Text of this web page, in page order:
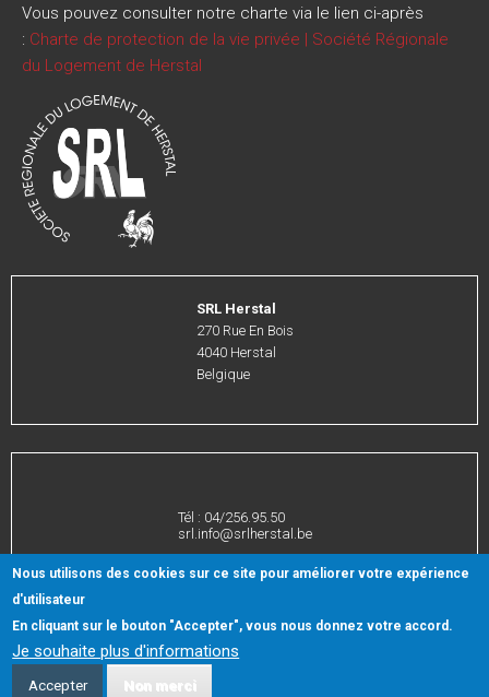
Vous pouvez consulter notre charte via le lien ci-après
: Charte de protection de la vie privée | Société Régionale
du Logement de Herstal
Image
Address
SRL Herstal
270 Rue En Bois
4040 Herstal
Belgique
Téléphone
Tél : 04/256.95.50
Email
srl.info@srlherstal.be
Menu
Pied
Termes et conditions Vie privée
© 2026 Société Régionale du Logement de Herstal All rights reserved.
Nous utilisons des cookies sur ce site pour améliorer votre expérience
d'utilisateur
En cliquant sur le bouton "Accepter", vous nous donnez votre accord.
Je souhaite plus d'informations
Accepter Non merci